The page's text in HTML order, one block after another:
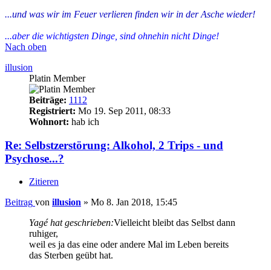
...und was wir im Feuer verlieren finden wir in der Asche wieder!
...aber die wichtigsten Dinge, sind ohnehin nicht Dinge!
Nach oben
illusion
Platin Member
Beiträge: 1112
Registriert: Mo 19. Sep 2011, 08:33
Wohnort: hab ich
Re: Selbstzerstörung: Alkohol, 2 Trips - und
Psychose...?
Zitieren
Beitrag von illusion » Mo 8. Jan 2018, 15:45
Yagé hat geschrieben:Vielleicht bleibt das Selbst dann
ruhiger,
weil es ja das eine oder andere Mal im Leben bereits
das Sterben geübt hat.